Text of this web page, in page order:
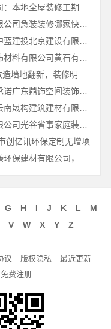
同城快装（湖北）科技有限公司急装装修哪家快品质施工
深圳装修预算清单零增项承诺广东鼎饰空间装饰工程有限公司
本地快装（湖北）科技有限公司光谷省事家庭装修婚房
创亿讯环保定制无增项
G H I J K L
M
V W X Y Z
议 版权隐私
最近更新
免费注册